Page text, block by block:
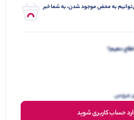
به محض موجود شدن، به شما خبر
دهیم؟
عروس
حساب کاربری شوید